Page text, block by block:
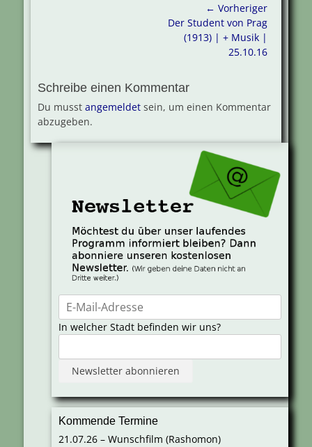
← Vorheriger
Vorheriger
Beitrag:
Der Student von Prag
(1913) | + Musik |
25.10.16
Schreibe einen Kommentar
Du musst angemeldet sein, um einen Kommentar
abzugeben.
In welcher Stadt befinden wir uns?
Kommende Termine
21.07.26 – Wunschfilm (Rashomon)